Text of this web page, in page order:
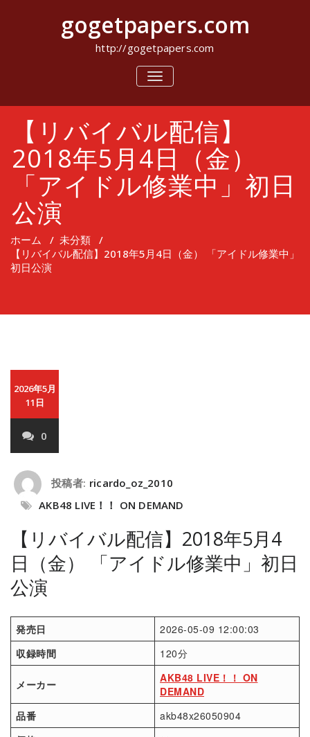
キ
gogetpapers.com
http://gogetpapers.com
ナ
ビ
シ
ョ
ン
を
切
り
替
【リバイバル配信】
2018年5月4日（金）
「アイドル修業中」初日
公演
ホーム / 未分類 /
【リバイバル配信】2018年5月4日（金） 「アイドル修業中」
初日公演
2026年5月
11日
0
投稿者: ricardo_oz_2010
AKB48 LIVE！！ ON DEMAND
【リバイバル配信】2018年5月4
日（金） 「アイドル修業中」初日
公演
発売日
2026-05-09 12:00:03
収録時間
120分
メーカー
AKB48 LIVE！！ ON
DEMAND
品番
akb48x26050904